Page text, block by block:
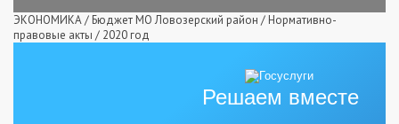
ЭКОНОМИКА/ Бюджет МО Ловозерский район / Нормативно-
правовые акты / 2020 год
Решаем вместе